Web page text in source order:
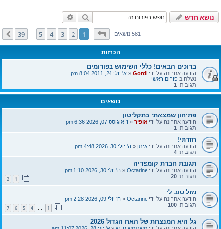
נושא חדש חיפוש
581 נושאיםדף1מתוך39
1
2
3
4
5
39 הבא
הכרזות
ברוכים הבאים! כללי השימוש בפורומים
הודעה אחרונה על ידי Gordi
«א' יולי 24, 2011 8:04 pm
נשלח בפורום ראשי
תגובות: 1
נושאים
פתיחון שמצאתי בתקליטון
הודעה אחרונה על ידי אופיר«ו' אוגוסט 07, 2026 6:36 pm
תגובות: 1
חזרתי!
הודעה אחרונה על ידי איתן«ה' יולי 30, 2026 4:48 pm
תגובות: 4
תגובת חברת קומפדיה
הודעה אחרונה על ידי Octarine
«ה' יולי 30, 2026 1:10 pm
תגובות: 20
2
מזל טוב לי
הודעה אחרונה על ידי Octarine
«ה' יולי 09, 2026 2:28 pm
תגובות: 100
…
4
5
6
7
גל היא המנצחת של האח הגדול 2026